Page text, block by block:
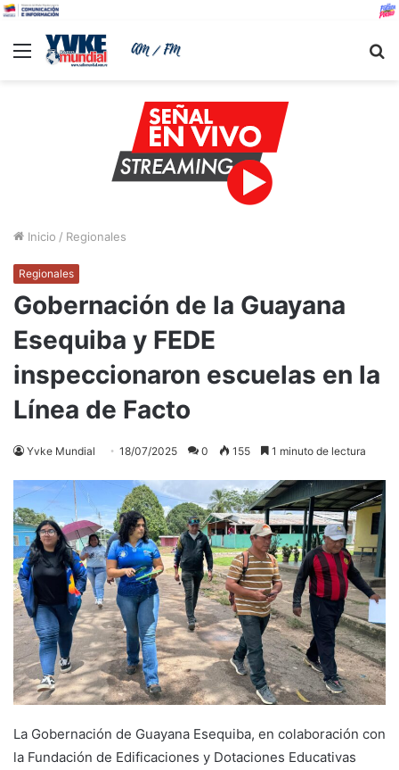
Menu
Inicio / Regionales
Regionales
Gobernación de la Guayana
Esequiba y FEDE
inspeccionaron escuelas en la
Línea de Facto
Yvke Mundial 18/07/2025 0 155 1 minuto de lectura
La Gobernación de Guayana Esequiba, en colaboración con
la Fundación de Edificaciones y Dotaciones Educativas